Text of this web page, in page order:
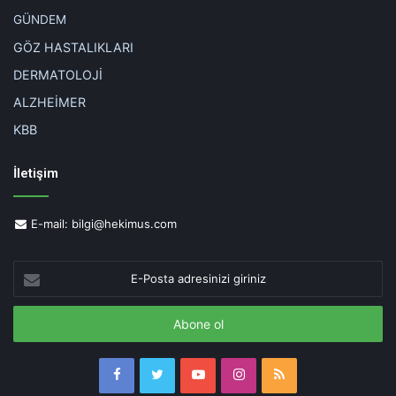
inflamatuvar bağırsak hastalığı
GÜNDEM
GÖZ HASTALIKLARI
DERMATOLOJİ
ALZHEİMER
KBB
İletişim
E-mail: bilgi@hekimus.com
Posta
adresinizi
FacebookTwitterYouTubeInstagram